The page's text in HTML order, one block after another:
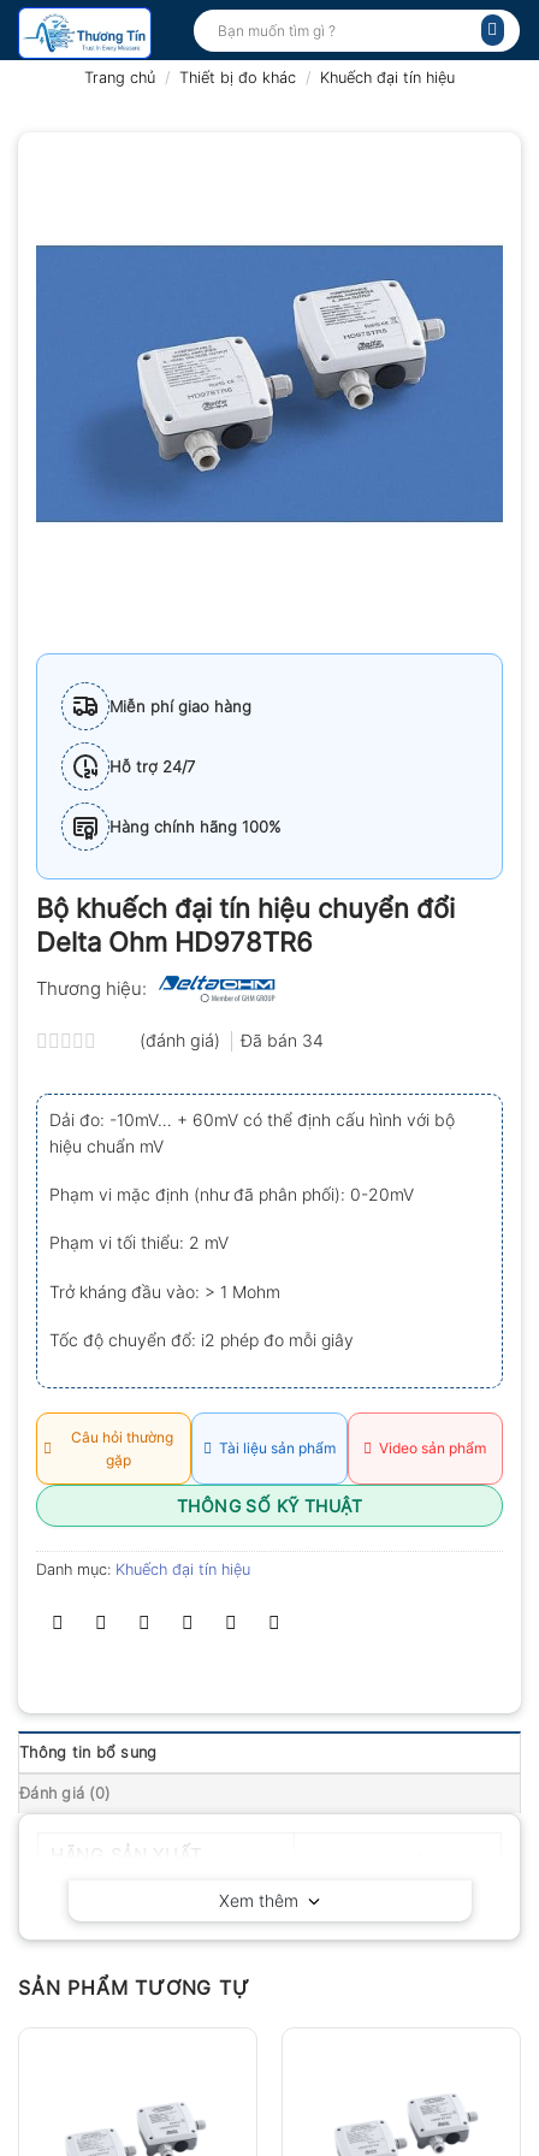
Bỏ
qua
Tìm
kiếm:
Trang chủ / Thiết bị đo khác / Khuếch đại tín hiệu
Miễn phí giao hàng
Hỗ trợ 24/7
Hàng chính hãng 100%
Bộ khuếch đại tín hiệu chuyển đổi
Delta Ohm HD978TR6
Thương hiệu:
xếp
hạng
0.0
5
sao
(đánh giá) Đã bán 34
Dải đo: -10mV… + 60mV có thể định cấu hình với bộ
hiệu chuẩn mV
Phạm vi mặc định (như đã phân phối): 0-20mV
Phạm vi tối thiểu: 2 mV
Trở kháng đầu vào: > 1 Mohm
Tốc độ chuyển đổ: i2 phép đo mỗi giây
Câu hỏi thường
gặp
Tài liệu sản phẩm Video sản phẩm
THÔNG SỐ KỸ THUẬT
Danh mục: Khuếch đại tín hiệu
Thông tin bổ sung
Đánh giá (0)
Xem thêm
SẢN PHẨM TƯƠNG TỰ